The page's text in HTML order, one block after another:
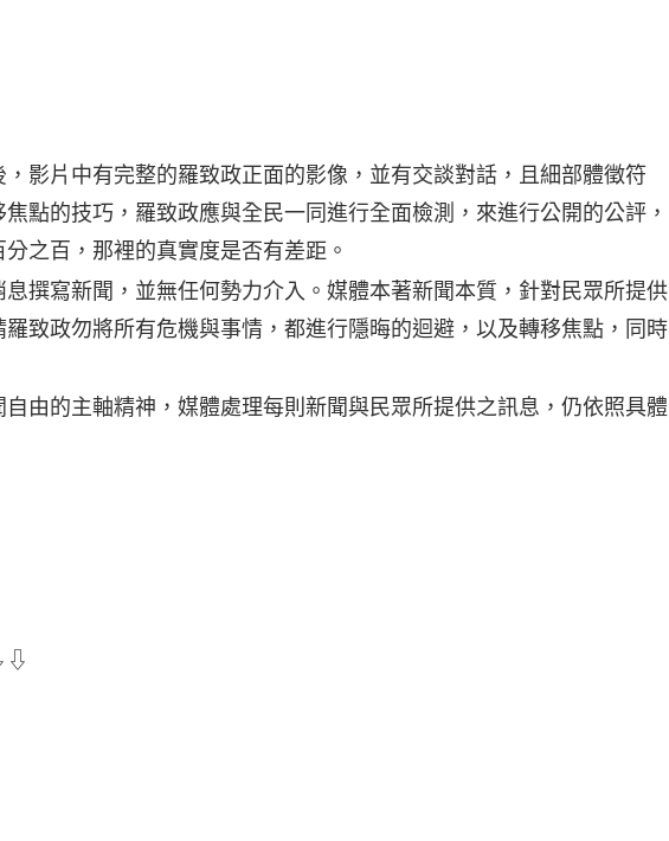
影片中有完整的羅致政正面的影像，並有交談對話，且細部體徵符
點的技巧，羅致政應與全民一同進行全面檢測，來進行公開的公評，
之百，那裡的真實度是否有差距。
撰寫新聞，並無任何勢力介入。媒體本著新聞本質，針對民眾所提供
致政勿將所有危機與事情，都進行隱晦的迴避，以及轉移焦點，同時
由的主軸精神，媒體處理每則新聞與民眾所提供之訊息，仍依照具體